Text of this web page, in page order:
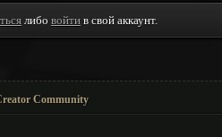
либо войти в свой аккаунт.
Community